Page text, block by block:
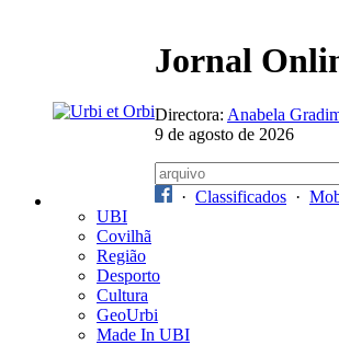
Jornal
Directora: Anabela
9 de agosto de 2026
· Classificados ·
UBI
Covilhã
Região
Desporto
Cultura
GeoUrbi
Made In UBI